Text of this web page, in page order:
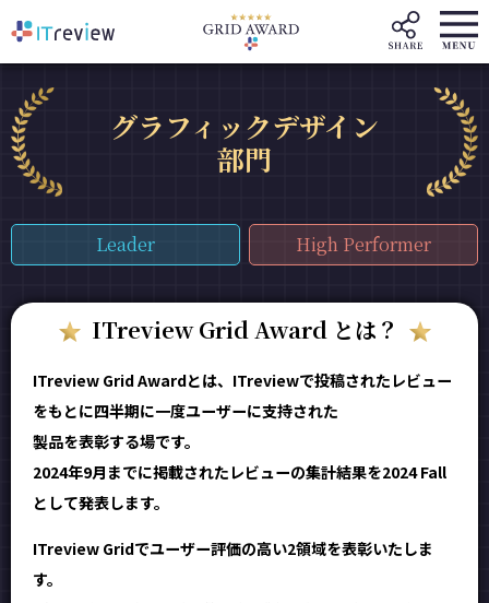
グラフィックデザイン
部門
Leader High Performer
ITreview Grid Award とは？
ITreview Grid Awardとは、ITreviewで投稿されたレビュー
をもとに四半期に一度ユーザーに支持された
製品を表彰する場です。
2024年9月までに掲載されたレビューの集計結果を2024 Fall
として発表します。
ITreview Gridでユーザー評価の高い2領域を表彰いたしま
す。